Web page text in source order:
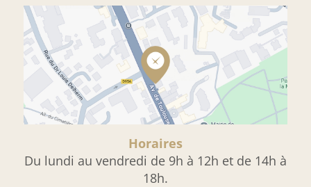
Horaires
Du lundi au vendredi de 9h à 12h et de 14h à
18h.